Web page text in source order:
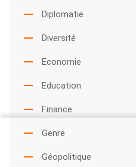
Diplomatie
Diversité
Economie
Education
Finance
Genre
Géopolitique